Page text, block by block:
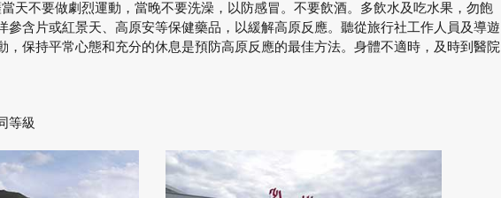
天不要做劇烈運動，當晚不要洗澡，以防感冒。不要飲酒。多飲水及吃水果，勿飽
參含片或紅景天、高原安等保健藥品，以緩解高原反應。聽從旅行社工作人員及導遊
，保持平常心態和充分的休息是預防高原反應的最佳方法。身體不適時，及時到醫院
等級